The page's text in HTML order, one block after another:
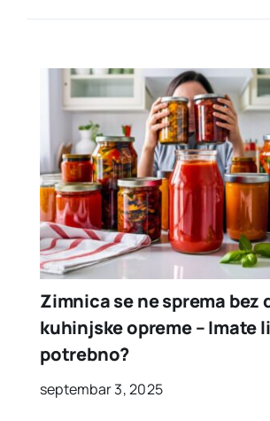
Zimnica se ne sprema bez
kuhinjske opreme – Imate
potrebno?
septembar 3, 2025